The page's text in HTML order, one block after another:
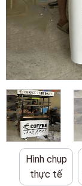
Hình chụp
thực tế